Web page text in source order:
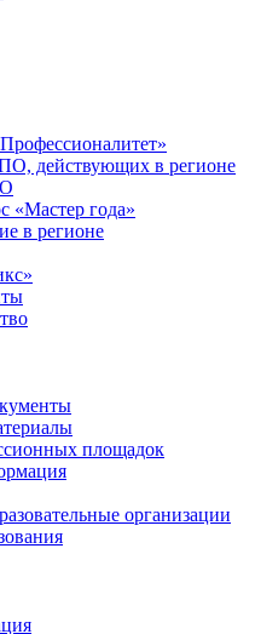
действующих в регионе
«Мастер года»
в регионе
площадок
организации